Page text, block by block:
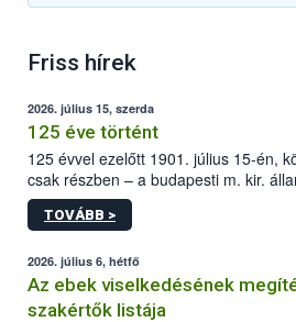
Friss hírek
2026. július 15, szerda
125 éve történt
125 évvel ezelőtt 1901. július 15-én,
csak részben – a budapesti m. kir.
állomás a Kis Rókus utca 15. szám
tervezett új épületébe.
TOVÁBB >
2026. július 6, hétfő
Az ebek viselkedésének
szakértők listája